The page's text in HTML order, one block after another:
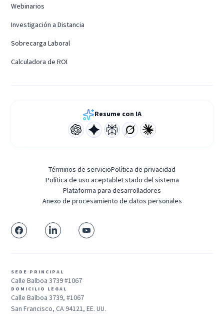
Webinarios
Investigación a Distancia
Sobrecarga Laboral
Calculadora de ROI
Resume con IA
Términos de servicioPolítica de privacidad
Política de uso aceptableEstado del sistema
Plataforma para desarrolladores
Anexo de procesamiento de datos personales
SEDE PRINCIPAL
Calle Balboa 3739 #1067
DOMICILIO LEGAL
Calle Balboa 3739, #1067
San Francisco, CA 94121, EE. UU.